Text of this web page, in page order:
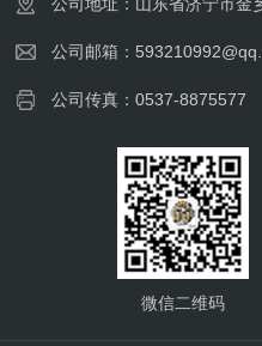
公司邮箱：
公司传真：0537-8875577
微信二维码